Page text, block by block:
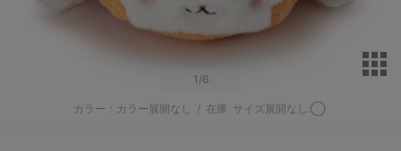
1 /6
カラー：カラー展開なし / 在庫 サイズ展開なし:◯